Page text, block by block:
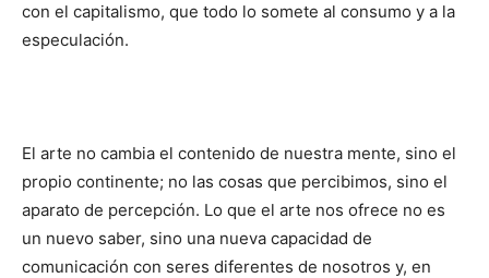
con el capitalismo, que todo lo somete al consumo y a la
especulación.
El arte no cambia el contenido de nuestra mente, sino el
propio continente; no las cosas que percibimos, sino el
aparato de percepción. Lo que el arte nos ofrece no es
un nuevo saber, sino una nueva capacidad de
comunicación con seres diferentes de nosotros y, en